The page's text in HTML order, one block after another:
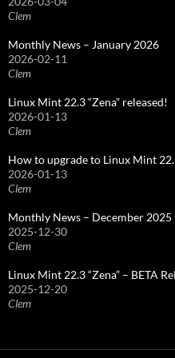
Clem
Monthly News – January 2026
2026-02-11
Clem
Linux Mint 22.3 “Zena” released!
2026-01-13
Clem
How to upgrade to Linux Mint
2026-01-13
Clem
Monthly News – December 2025
2025-12-30
Clem
Linux Mint 22.3 “Zena” – BETA
2025-12-20
Clem